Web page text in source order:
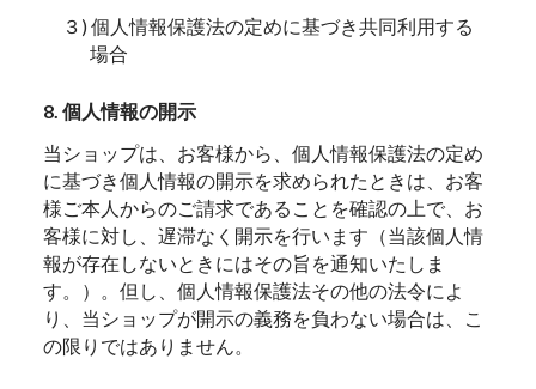
３) 個人情報保護法の定めに基づき共同利用する
場合
8. 個人情報の開示
当ショップは、お客様から、個人情報保護法の定め
に基づき個人情報の開示を求められたときは、お客
様ご本人からのご請求であることを確認の上で、お
客様に対し、遅滞なく開示を行います（当該個人情
報が存在しないときにはその旨を通知いたしま
す。）。但し、個人情報保護法その他の法令によ
り、当ショップが開示の義務を負わない場合は、こ
の限りではありません。